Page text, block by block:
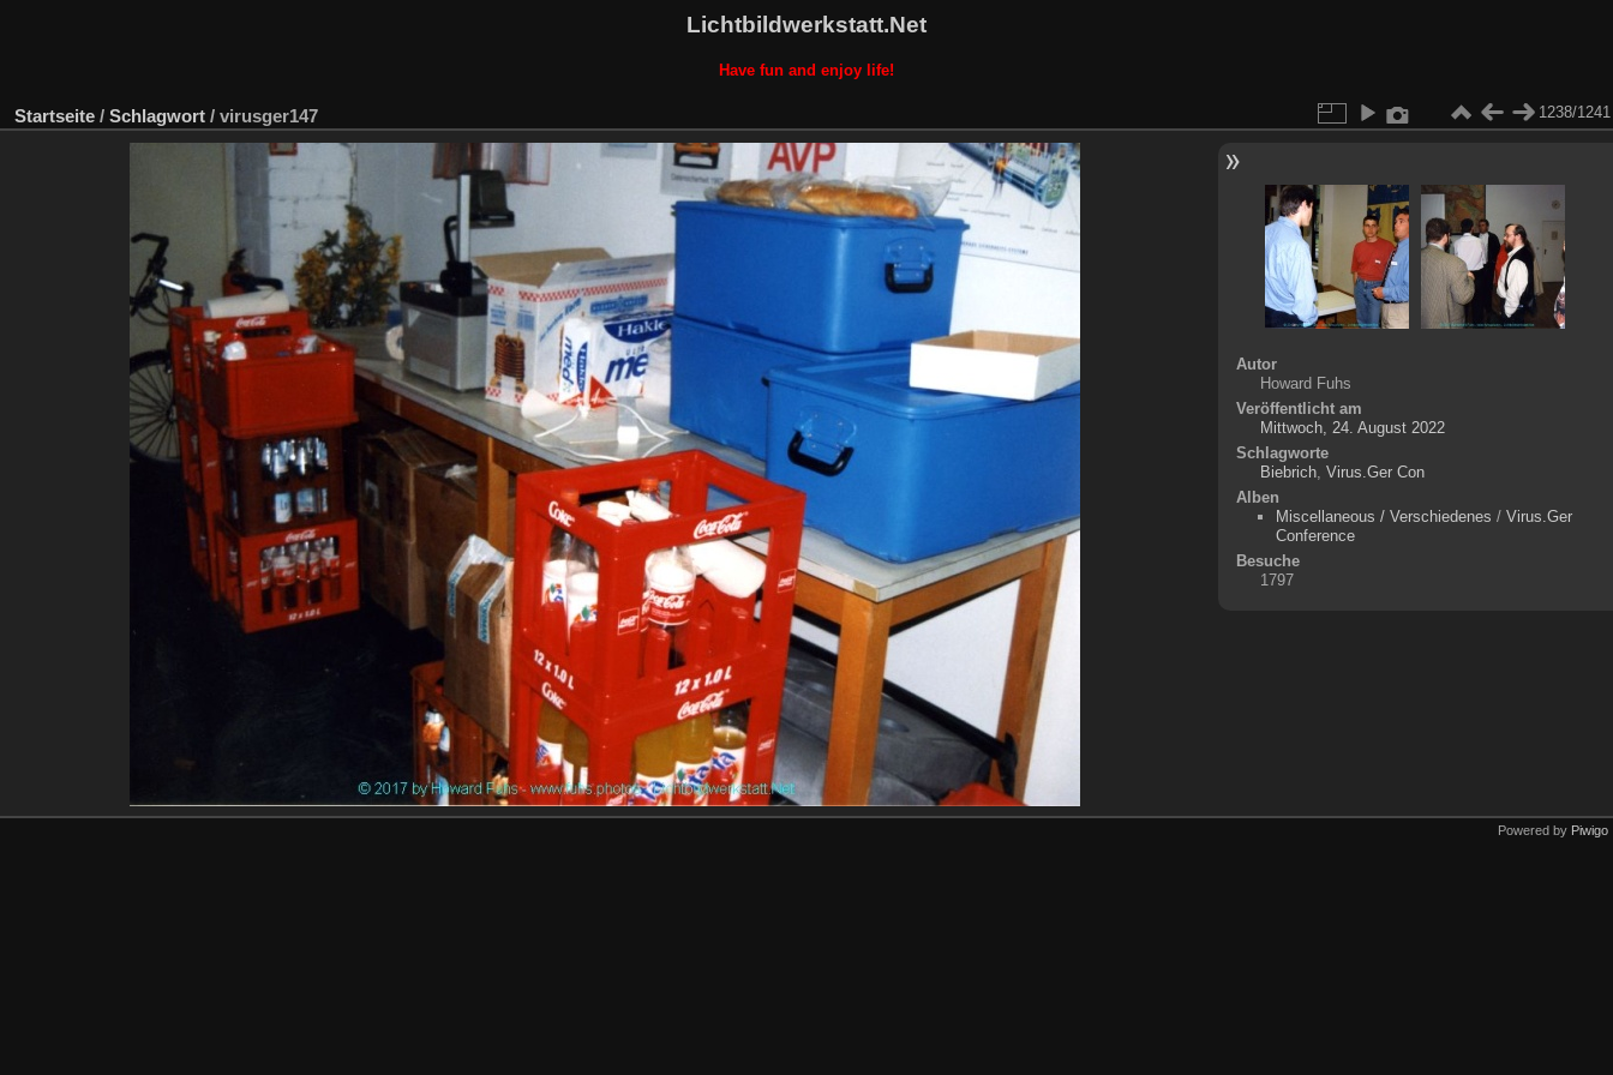
Lichtbildwerkstatt.Net
Have fun and enjoy life!
Startseite / Schlagwort / virusger147 1238/1241
Autor
Howard Fuhs
Veröffentlicht am
Mittwoch, 24. August 2022
Schlagworte
Biebrich, Virus.Ger Con
Alben
Miscellaneous / Verschiedenes / Virus.Ger
Conference
Besuche
1797
Powered by Piwigo